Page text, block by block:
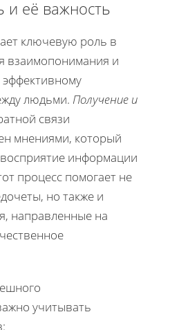
и её важность
ключевую роль в
взаимопонимания и
эффективному
людьми. Получение и
связи
мнениями, который
информации
процесс помогает не
но также и
направленные на
учитывать